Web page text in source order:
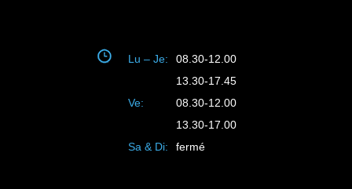
Lu – Je:
08.30-12.00
13.30-17.45
Ve:
08.30-12.00
13.30-17.00
Sa & Di:
fermé